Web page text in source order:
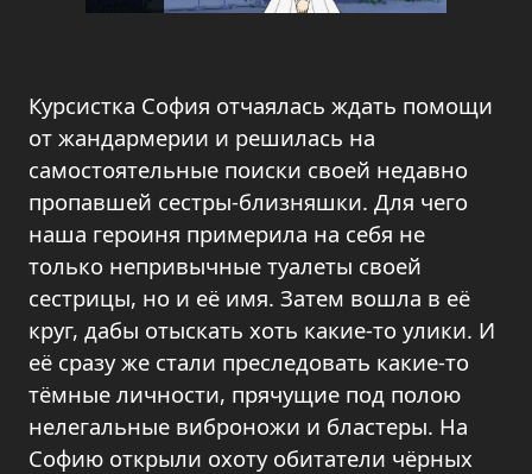
Курсистка София отчаялась ждать помощи
от жандармерии и решилась на
самостоятельные поиски своей недавно
пропавшей сестры-близняшки. Для чего
наша героиня примерила на себя не
только непривычные туалеты своей
сестрицы, но и её имя. Затем вошла в её
круг, дабы отыскать хоть какие-то улики. И
её сразу же стали преследовать какие-то
тёмные личности, прячущие под полою
нелегальные виброножи и бластеры. На
Софию открыли охоту обитатели чёрных